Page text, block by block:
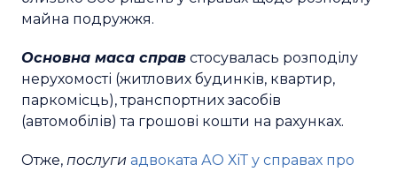
майна подружжя.
Основна маса справ стосувалась розподілу
нерухомості (житлових будинків, квартир,
паркомісць), транспортних засобів
(автомобілів) та грошові кошти на рахунках.
Отже, послуги адвоката АО ХіТ у справах про